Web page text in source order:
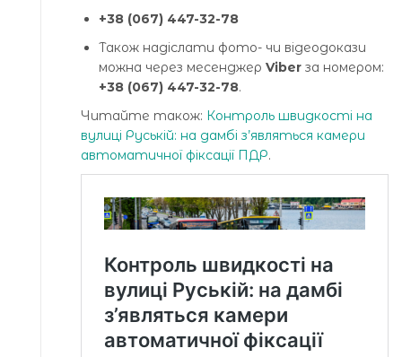
+38 (067) 447-32-78
Також надіслати фото- чи відеодокази
можна через месенджер Viber за номером:
+38 (067) 447-32-78.
Читайте також: Контроль швидкості на
вулиці Руській: на дамбі з’являться камери
автоматичної фіксації ПДР.